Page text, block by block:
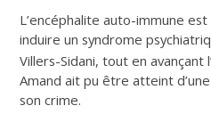
L’encéphalite auto-immune
induire un syndrome
Villers-Sidani, tout en avançant
Amand ait pu être atteint
son crime.